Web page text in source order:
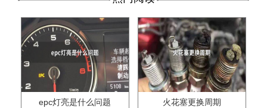
epc灯亮是什么问题 火花塞更换周期